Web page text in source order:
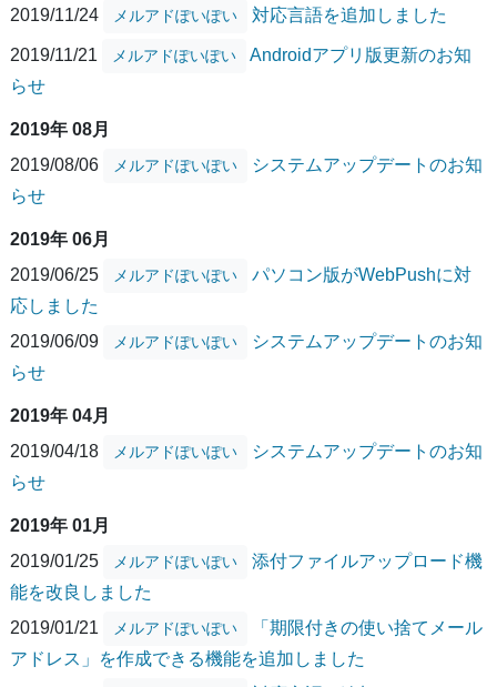
2019/11/24
メルアドぽいぽい 対応言語を追加しました
2019/11/21 メルアドぽいぽい
Androidアプリ版更新のお知
らせ
2019年 08月
2019/08/06
メルアドぽいぽい
システムアップデートのお知
らせ
2019年 06月
2019/06/25
メルアドぽいぽい
パソコン版がWebPushに対
応しました
2019/06/09
メルアドぽいぽい
システムアップデートのお知
らせ
2019年 04月
2019/04/18
メルアドぽいぽい
システムアップデートのお知
らせ
2019年 01月
2019/01/25
メルアドぽいぽい
添付ファイルアップロード機
能を改良しました
2019/01/21
メルアドぽいぽい
「期限付きの使い捨てメール
アドレス」を作成できる機能を追加しました